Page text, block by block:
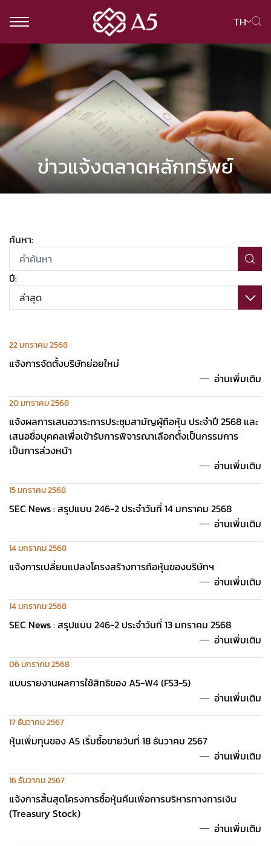
TH
ค้นหาในเว็บไซต์
Web Design by
ข่าวแจ้งตลาดหลักทรัพย์
ค้นหา:
ปี:
ล่าสุด
22 มกราคม 2568
แจ้งการจัดตั้งบริษัทย่อยใหม่
อ่านเพิ่มเติม
20 มกราคม 2568
แจ้งผลการเสนอวาระการประชุมสามัญผู้ถือหุ้น ประจำปี 2568 และ
เสนอชื่อบุคคลเพื่อเข้ารับการพิจารณาเลือกตั้งเป็นกรรมการ
เป็นการล่วงหน้า
อ่านเพิ่มเติม
15 มกราคม 2568
SEC News : สรุปแบบ 246-2 ประจำวันที่ 14 มกราคม 2568
อ่านเพิ่มเติม
14 มกราคม 2568
แจ้งการเปลี่ยนแปลงโครงสร้างการถือหุ้นของบริษัทฯ
อ่านเพิ่มเติม
14 มกราคม 2568
SEC News : สรุปแบบ 246-2 ประจำวันที่ 13 มกราคม 2568
อ่านเพิ่มเติม
06 มกราคม 2568
แบบรายงานผลการใช้สิทธิของ A5-W4 (F53-5)
อ่านเพิ่มเติม
17 ธันวาคม 2567
หุ้นเพิ่มทุนของ A5 เริ่มซื้อขายวันที่ 18 ธันวาคม 2567
อ่านเพิ่มเติม
16 ธันวาคม 2567
แจ้งการสิ้นสุดโครงการซื้อหุ้นคืนเพื่อการบริหารทางการเงิน
(Treasury Stock)
อ่านเพิ่มเติม